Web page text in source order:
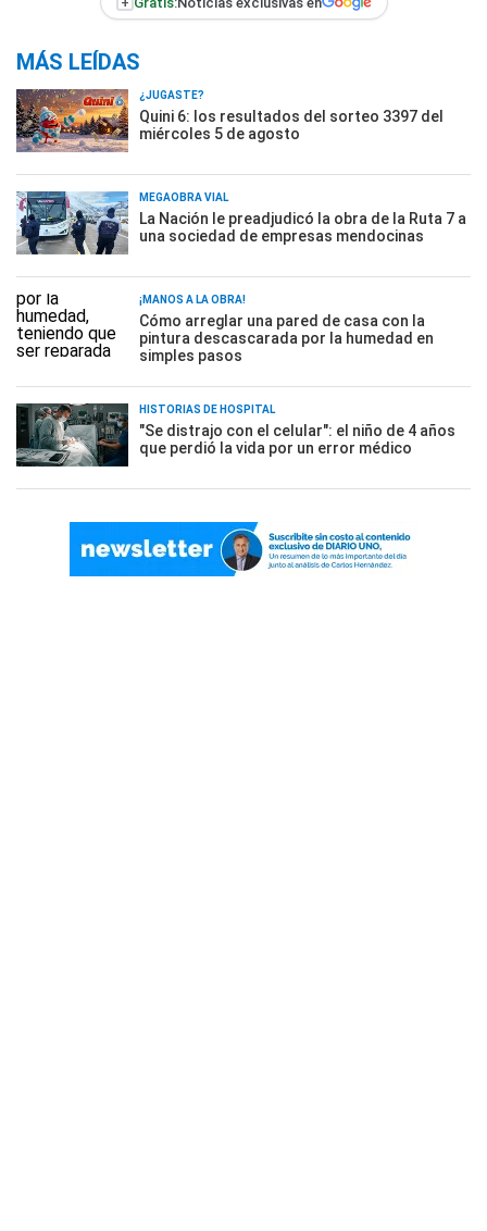
MÁS LEÍDAS
¿JUGASTE?
Quini 6: los resultados del sorteo 3397 del
miércoles 5 de agosto
MEGAOBRA VIAL
La Nación le preadjudicó la obra de la Ruta 7 a
una sociedad de empresas mendocinas
¡MANOS A LA OBRA!
Cómo arreglar una pared de casa con la
pintura descascarada por la humedad en
simples pasos
HISTORIAS DE HOSPITAL
"Se distrajo con el celular": el niño de 4 años
que perdió la vida por un error médico